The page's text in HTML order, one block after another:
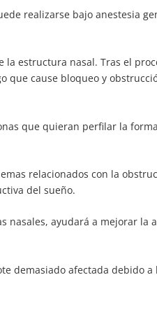
realizarse bajo anestesia
estructura nasal. Tras el
que cause bloqueo y
que quieran perfilar la
relacionados con la
del sueño.
nasales, ayudará a mejorar la
demasiado afectada debido a